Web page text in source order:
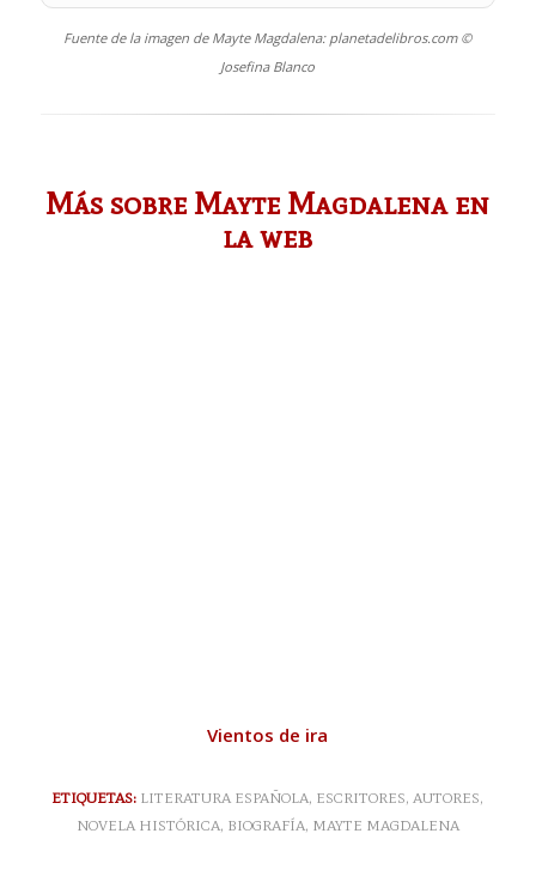
Fuente de la imagen de Mayte Magdalena: planetadelibros.com ©
Josefina Blanco
Más sobre Mayte Magdalena en
la web
Vientos de ira
ETIQUETAS: LITERATURA ESPAÑOLA, ESCRITORES,AUTORES,
NOVELA HISTÓRICA, BIOGRAFÍA, MAYTE MAGDALENA